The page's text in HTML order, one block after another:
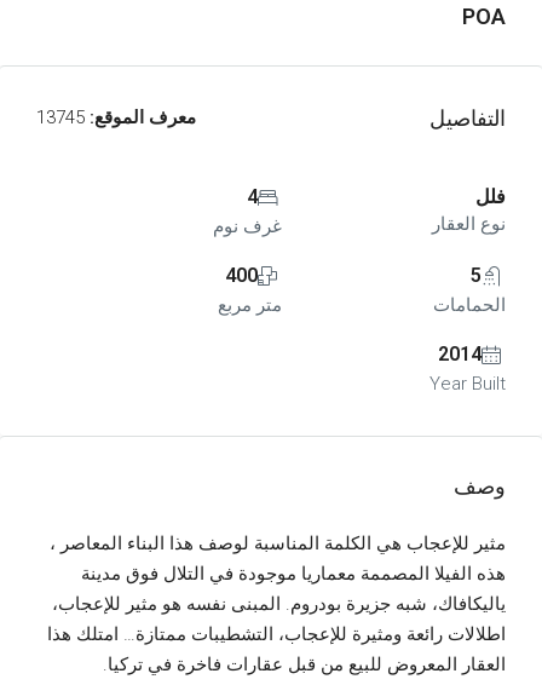
POA
التفاصيل معرف الموقع:
فلل
نوع العقار
4
غرف نوم
5
الحمامات
400
متر مربع
2014
Year Built
وصف
مثير للإعجاب هي الكلمة المناسبة لوصف هذا البناء المعاصر ،
هذه الفيلا المصممة معماريا موجودة في التلال فوق مدينة
ياليكافاك، شبه جزيرة بودروم. المبنى نفسه هو مثير للإعجاب،
اطلالات رائعة ومثيرة للإعجاب، التشطيبات ممتازة… امتلك هذا
العقار المعروض للبيع من قبل عقارات فاخرة في تركيا.